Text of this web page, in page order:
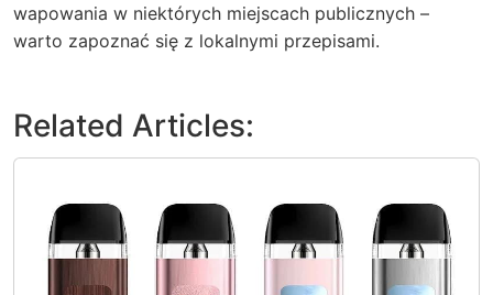
wapowania w niektórych miejscach publicznych –
warto zapoznać się z lokalnymi przepisami.
Related Articles: